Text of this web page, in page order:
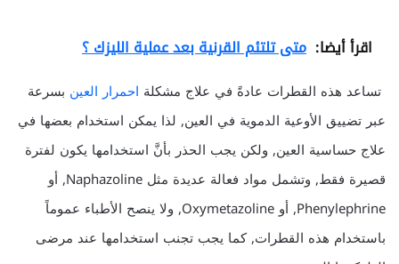
اقرأ أيضا: متى تلتئم القرنية بعد عملية الليزك ؟
تساعد هذه القطرات عادةً في علاج مشكلة احمرار العين بسرعة
عبر تضييق الأوعية الدموية في العين, لذا يمكن استخدام بعضها في
علاج حساسية العين, ولكن يجب الحذر بأنَّ استخدامها يكون لفترة
قصيرة فقط, وتشمل مواد فعالة عديدة مثل Naphazoline, أو
Phenylephrine, أو Oxymetazoline, ولا ينصح الأطباء عموماً
باستخدام هذه القطرات, كما يجب تجنب استخدامها عند مرضى